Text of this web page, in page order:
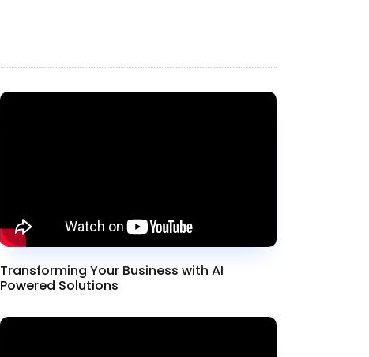
Transforming Your Business with AI
Powered Solutions